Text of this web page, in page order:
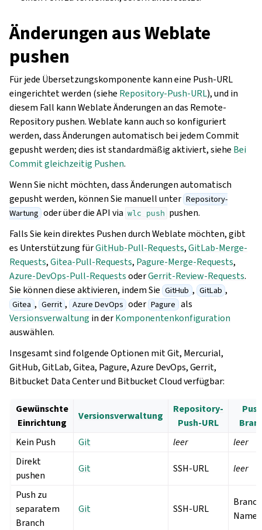
Änderungen aus Weblate
pushen
Für jede Übersetzungskomponente kann eine Push-URL
eingerichtet werden (siehe Repository-Push-URL), und in
diesem Fall kann Weblate Änderungen an das Remote-
Repository pushen. Weblate kann auch so konfiguriert
werden, dass Änderungen automatisch bei jedem Commit
gepusht werden; dies ist standardmäßig aktiviert, siehe Bei
Commit gleichzeitig Pushen.
Wenn Sie nicht möchten, dass Änderungen automatisch
gepusht werden, können Sie manuell unter Repository-
Wartung oder über die API via wlc push pushen.
Falls Sie kein direktes Pushen durch Weblate möchten, gibt
es Unterstützung fürGitHub-Pull-Requests,GitLab-Merge-
Requests,Gitea-Pull-Requests, Pagure-Merge-Requests,
Azure-DevOps-Pull-RequestsoderGerrit-Review-Requests.
Sie können diese aktivieren, indem Sie GitHub , GitLab ,
Gitea , Gerrit , Azure DevOps oder Pagure als
Versionsverwaltung in derKomponentenkonfiguration
auswählen.
Insgesamt sind folgende Optionen mit Git, Mercurial,
GitHub, GitLab, Gitea, Pagure, Azure DevOps, Gerrit,
Bitbucket Data Center und Bitbucket Cloud verfügbar:
Gewünschte
Einrichtung
Versionsverwaltung
Repository-
Push-URL
Kein Push
Git leer
leer
Direkt
pushen
Git SSH-URL leer
Push zu
separatem
Branch
Git SSH-URL
Name